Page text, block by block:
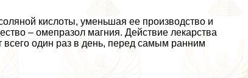
кислоты, уменьшая ее производство и
– омепразол магния. Действие лекарства
всего один раз в день, перед самым ранним